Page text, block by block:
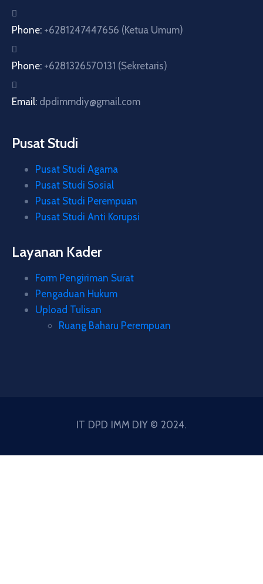
Phone: +6281247447656 (Ketua Umum)
Phone: +6281326570131 (Sekretaris)
Email: dpdimmdiy@gmail.com
Pusat Studi
Pusat Studi Agama
Pusat Studi Sosial
Pusat Studi Perempuan
Pusat Studi Anti Korupsi
Layanan Kader
Form Pengiriman Surat
Pengaduan Hukum
Upload Tulisan
Ruang Baharu Perempuan
IT DPD IMM DIY © 2024.